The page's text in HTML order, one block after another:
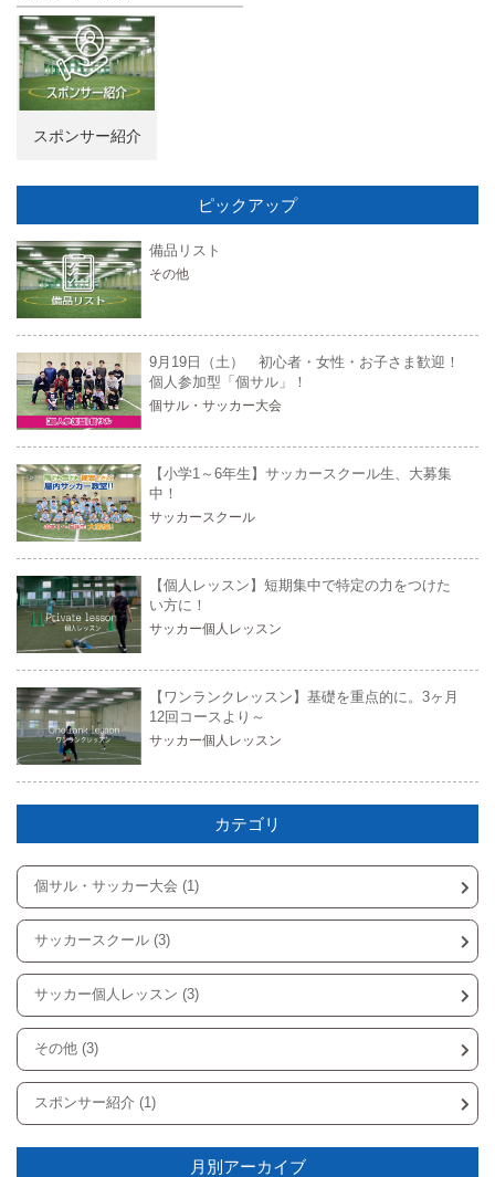
スポンサー紹介
ピックアップ
備品リスト
その他
9月19日（土） 初心者・女性・お子さま歓迎！
個人参加型「個サル」！
個サル・サッカー大会
【小学1～6年生】サッカースクール生、大募集
中！
サッカースクール
【個人レッスン】短期集中で特定の力をつけた
い方に！
サッカー個人レッスン
【ワンランクレッスン】基礎を重点的に。3ヶ月
12回コースより～
サッカー個人レッスン
カテゴリ
個サル・サッカー大会 (1)
サッカースクール (3)
サッカー個人レッスン (3)
その他 (3)
スポンサー紹介 (1)
月別アーカイブ